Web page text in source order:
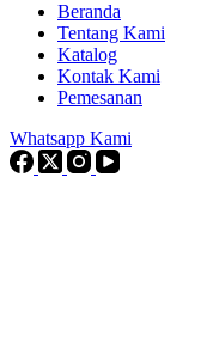
Beranda
Tentang Kami
Katalog
Kontak Kami
Pemesanan
Whatsapp Kami